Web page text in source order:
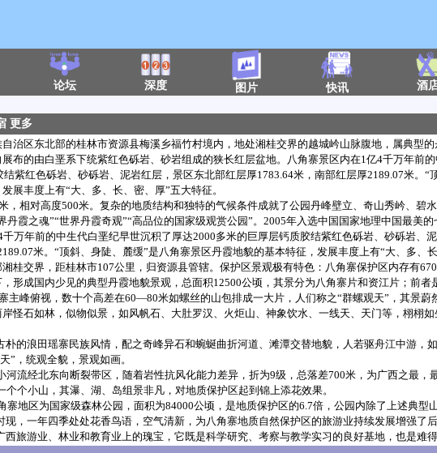
论坛 深度 图片 快讯 酒
更多
区东北部的桂林市资源县梅溪乡福竹村境内，地处湘桂交界的越城岒山脉腹地，属典型的
布的由白垩系下统紫红色砾岩、砂岩组成的狭长红层盆地。八角寨景区内在1亿4千万年前
紫红色砾岩、砂砾岩、泥岩红层，景区东北部红层厚1783.64米，南部红层厚2189.07米。“
展丰度上有“大、多、长、密、厚”五大特征。
相对高度500米。复杂的地质结构和独特的气候条件成就了公园丹峰壁立、奇山秀岒、碧水
丹霞之魂”“世界丹霞奇观”“高品位的国家级观赏公园”。2005年入选中国国家地理中国最美的
年前的中生代白垩纪早世沉积了厚达2000多米的巨厚层钙质胶结紫红色砾岩、砂砾岩、
米。“顶斜、身陡、麓缓”是八角寨景区丹霞地貌的基本特征，发展丰度上有“大、多、长
交界，距桂林市107公里，归资源县管辖。保护区景观极有特色：八角寨保护区内存有
形成国内少见的典型丹霞地貌景观，总面积12500公顷，其景分为八角寨片和资江片；前者
主峰俯视，数十个高差在60—80米如螺丝的山包排成一大片，人们称之“群螺观天”，其景蔚
怪石如林，似物似景，如风帆石、大肚罗汉、火炬山、神象饮水、一线天、天门等，栩栩
的浪田瑶寨民族风情，配之奇峰异石和蜿蜒曲折河道、滩潭交替地貌，人若驱舟江中游，
”，统观全貌，景观如画。
经北东向断裂带区，随着岩性抗风化能力差异，折为9级，总落差700米，为广西之最，
个小山，其瀑、湖、岛组景非凡，对地质保护区起到锦上添花效果。
区为国家级森林公园，面积为84000公顷，是地质保护区的6.7倍，公园内除了上述典型
，一年四季处处花香鸟语，空气清新，为八角寨地质自然保护区的旅游业持续发展增强了后
游业、林业和教育业上的瑰宝，它既是科学研究、考察与教学实习的良好基地，也是难得